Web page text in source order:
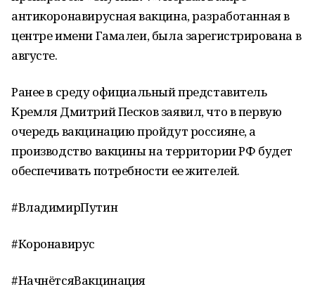
антикоронавирусная вакцина, разработанная в
центре имени Гамалеи, была зарегистрирована в
августе.
Ранее в среду официальный представитель
Кремля Дмитрий Песков заявил, что в первую
очередь вакцинацию пройдут россияне, а
производство вакцины на территории РФ будет
обеспечивать потребности ее жителей.
#ВладимирПутин
#Коронавирус
#НачнётсяВакцинация